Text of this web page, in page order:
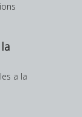
a la